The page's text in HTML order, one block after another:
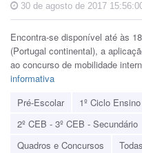
30 de agosto de 2017
Encontra-se disponível até às
(Portugal continental), a
ao concurso de mobilidade
informativa
Pré-Escolar
1º Ciclo
2º CEB - 3º CEB - Secundário
Quadros e Concursos